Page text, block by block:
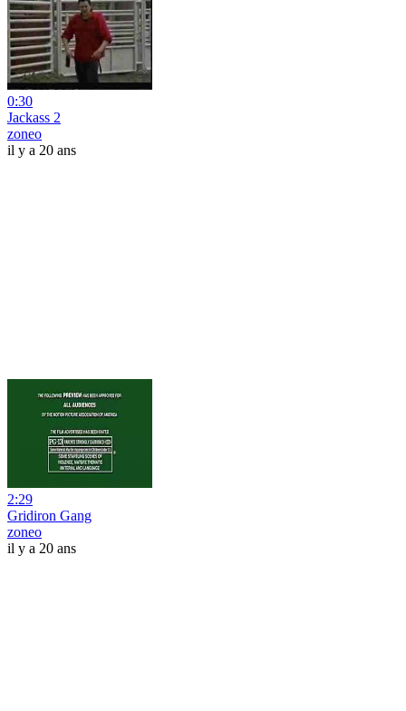
0:30
Jackass 2
zoneo
il y a 20 ans
2:29
Gridiron Gang
zoneo
il y a 20 ans